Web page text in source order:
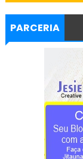
PARCERIA